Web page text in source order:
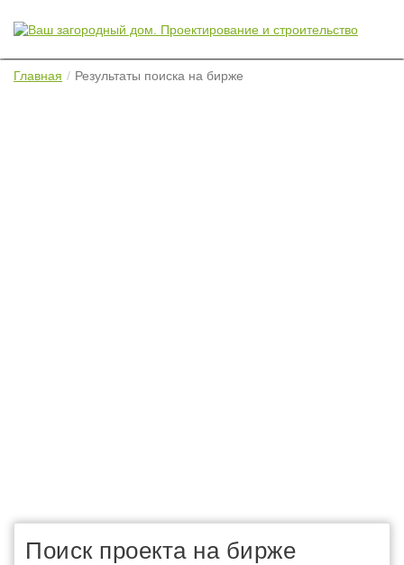
Главная Результаты поиска на бирже
Поиск проекта на бирже